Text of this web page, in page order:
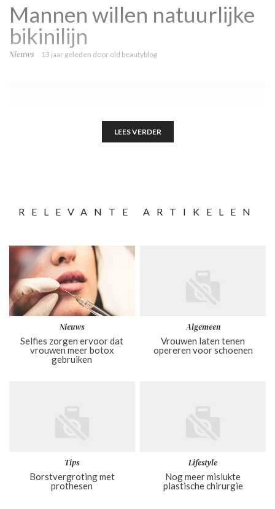
Mannen willen natuurlijke
bikinilijn
Nieuws 13 jaar geleden door old beautyblog
LEES VERDER
RELEVANTE ARTIKELEN
Nieuws
Selfies zorgen ervoor dat
vrouwen meer botox
gebruiken
Algemeen
Vrouwen laten tenen
opereren voor schoenen
Tips
Borstvergroting met
prothesen
Lifestyle
Nog meer mislukte
plastische chirurgie